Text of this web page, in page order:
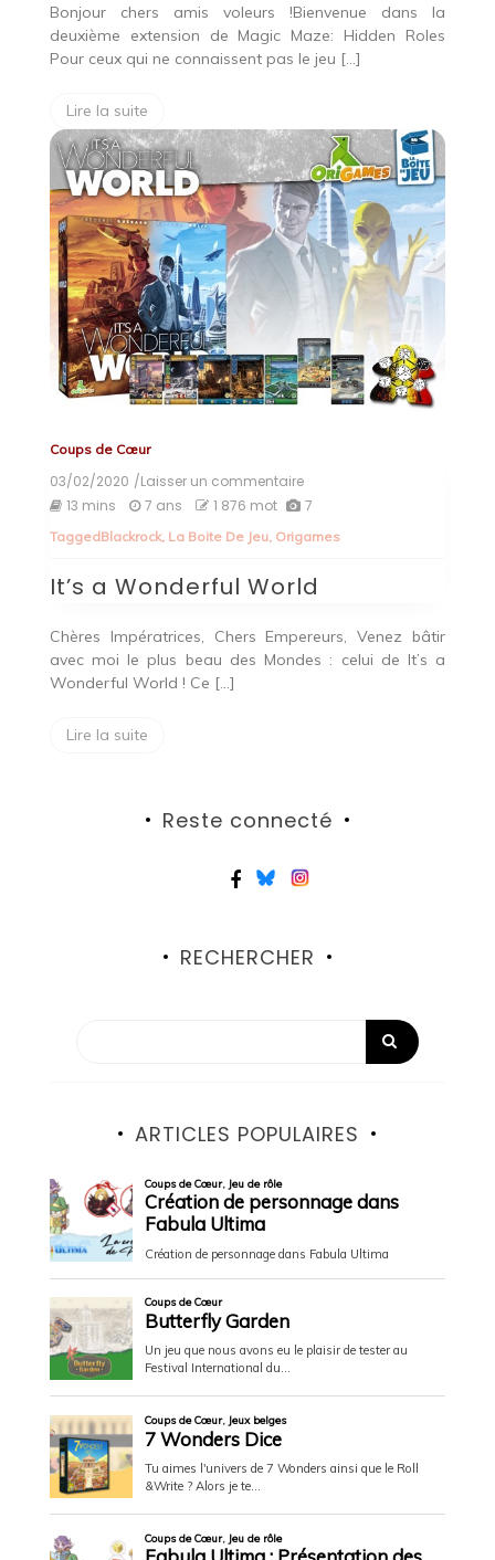
Bonjour chers amis voleurs !Bienvenue dans la
deuxième extension de Magic Maze: Hidden Roles
Pour ceux qui ne connaissent pas le jeu […]
Lire la suite
Coups de Cœur
03/02/2020 /Laisser un commentaireon
It’s
Wonderful
13 mins 7 ans 1 876 mot 7
TaggedBlackrock, La Boite De Jeu, Origames
It’s a Wonderful World
Chères Impératrices, Chers Empereurs, Venez bâtir
avec moi le plus beau des Mondes : celui de It’s a
Wonderful World ! Ce […]
Lire la suite
Reste connecté
RECHERCHER
ARTICLES POPULAIRES